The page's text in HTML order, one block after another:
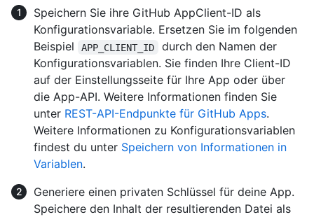
Speichern Sie ihre GitHub AppClient-ID als
Konfigurationsvariable. Ersetzen Sie im folgenden
Beispiel
APP_CLIENT_ID
durch den Namen der
Konfigurationsvariablen. Sie finden Ihre Client-ID
auf der Einstellungsseite für Ihre App oder über
die App-API. Weitere Informationen finden Sie
unter REST-API-Endpunkte für GitHub Apps.
Weitere Informationen zu Konfigurationsvariablen
findest du unter Speichern von Informationen in
Variablen.
Generiere einen privaten Schlüssel für deine App.
Speichere den Inhalt der resultierenden Datei als